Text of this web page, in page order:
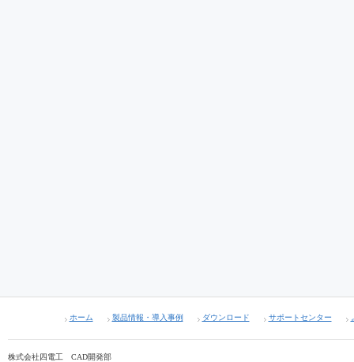
ホーム 製品情報・導入事例 ダウンロード サポートセンター
株式会社四電工 CAD開発部